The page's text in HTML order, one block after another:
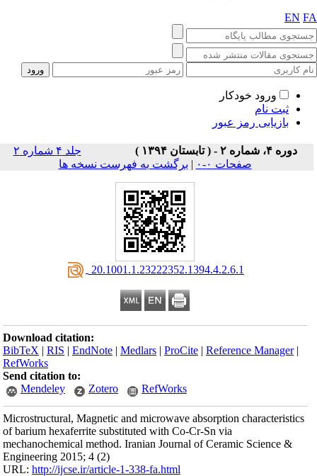
EN
ورود خودکار
ثبت نام
بازیابی رمز عبور
دوره ۴، شماره ۲ - ( تابستان ۱۳۹۴ )
جلد ۴ شماره ۲
صفحات ۰-۰
| برگشت به فهرست نسخه ها
‎ 20.1001.1.23222352.1394.4.2.6.1
Download citation:
BibTeX |RIS |EndNote |Medlars |ProCite |Reference Manager
RefWorks
Send citation to:
Mendeley
Zotero RefWorks
Microstructural, Magnetic and microwave absorption characteristics
of barium hexaferrite substituted with Co-Cr-Sn via
mechanochemical method. Iranian Journal of Ceramic Science &
Engineering 2015; 4 (2)
URL:http://ijcse.ir/article-1-338-fa.html